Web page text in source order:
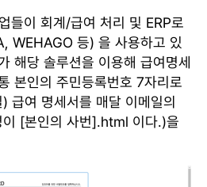
들이 회계/급여 처리 및 ERP로
WEHAGO 등) 을 사용하고 있
해당 솔루션을 이용해 급여명세
본인의 주민등록번호 7자리로
급여 명세서를 매달 이메일의
이 [본인의 사번].html 이다.)을